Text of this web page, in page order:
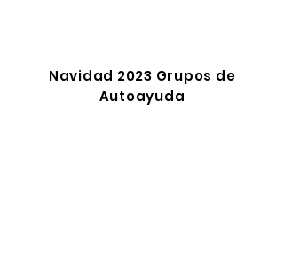
Navidad 2023 Grupos de
Autoayuda